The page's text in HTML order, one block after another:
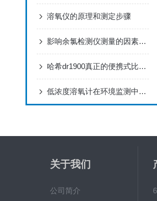
溶氧仪的原理和测定步骤
影响余氯检测仪测量的因素分析
哈希dr1900真正的便携式比色计
低浓度溶氧计在环境监测中有哪些应用？
关于我们
公司简介